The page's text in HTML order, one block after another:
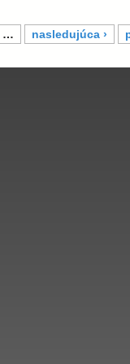
… nasledujúca ›